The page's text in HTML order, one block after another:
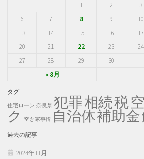
« 8月
1 2 3
6
7 8 9 10
13
14 15 16 17
20
21 22 23 24
27
28 29 30
タグ
住宅ローン 奈良県 犯罪相続税
ク 空き家事情 自治体補助金
過去の記事
2024年11月